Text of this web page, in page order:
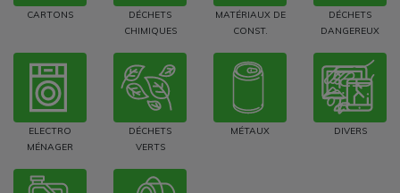
CARTONS
DÉCHETS
CHIMIQUES
MATÉRIAUX DE
CONST.
DÉCHETS
DANGEREUX
ELECTRO
MÉNAGER
DÉCHETS
VERTS
MÉTAUX DIVERS